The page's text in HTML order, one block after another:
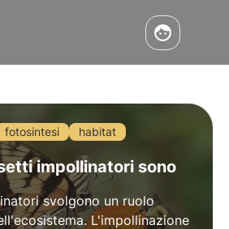
fotosintesi
habitat
impollinatori sono
svolgono un ruolo
L'impollinazione